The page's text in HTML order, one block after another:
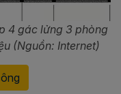
4 gác lửng 3 phòng
(Nguồn: Internet)